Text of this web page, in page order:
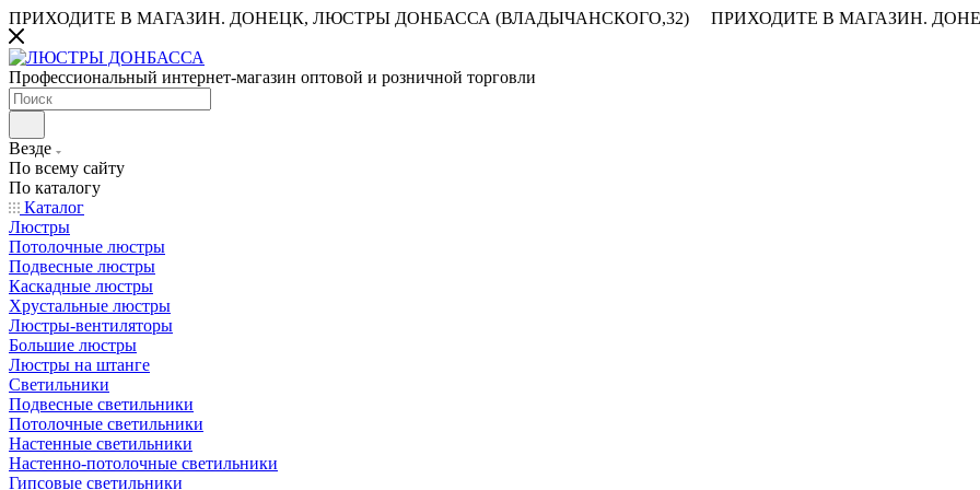
ПРИХОДИТЕ В МАГАЗИН. ДОНЕЦК, ЛЮСТРЫ ДОНБАССА (ВЛАДЫЧАНСКОГО,32) ПРИХОДИТЕ В МАГАЗИН.
Профессиональный интернет-магазин оптовой и розничной торговли
Везде
По всему сайту
По каталогу
Каталог
Люстры
Потолочные люстры
Подвесные люстры
Каскадные люстры
Хрустальные люстры
Люстры-вентиляторы
Большие люстры
Люстры на штанге
Светильники
Подвесные светильники
Потолочные светильники
Настенные светильники
Настенно-потолочные светильники
Гипсовые светильники